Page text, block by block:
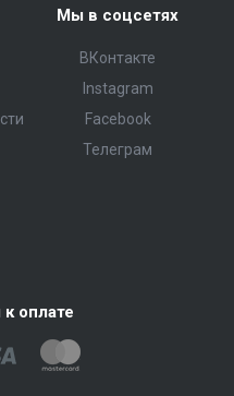
Мы в соцсетях
ВКонтакте
Instagram
Facebook
Телеграм
оплате